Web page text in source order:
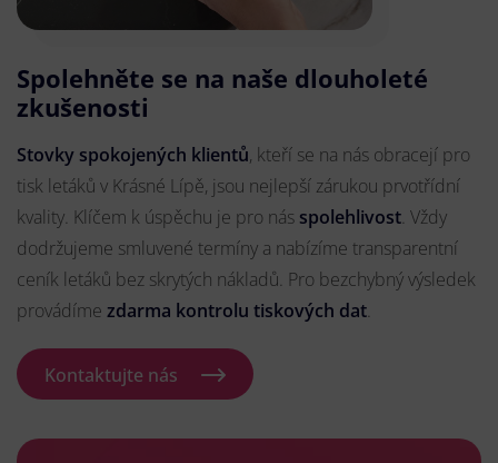
Spolehněte se na naše dlouholeté
zkušenosti
Stovky spokojených klientů, kteří se na nás obracejí pro
tisk letáků v Krásné Lípě, jsou nejlepší zárukou prvotřídní
kvality. Klíčem k úspěchu je pro nás spolehlivost. Vždy
dodržujeme smluvené termíny a nabízíme transparentní
ceník letáků bez skrytých nákladů. Pro bezchybný výsledek
provádíme zdarma kontrolu tiskových dat.
Kontaktujte nás